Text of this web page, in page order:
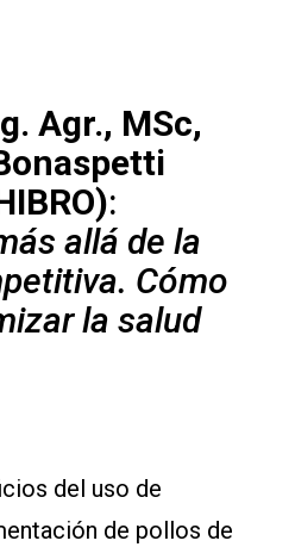
Agr., MSc,
:
allá de la
Cómo
la salud
del uso de
de pollos de